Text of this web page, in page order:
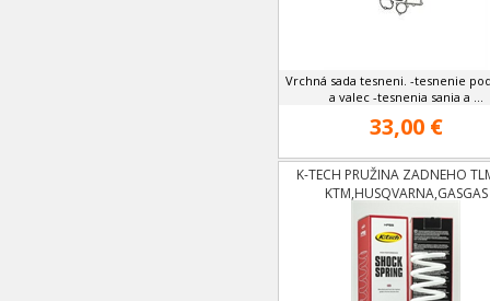
Vrchná sada tesneni. -tesnenie
a valec -tesnenia sania a ...
33,00 €
K-TECH PRUŽINA ZADNEHO
KTM,HUSQVARNA,GASGAS